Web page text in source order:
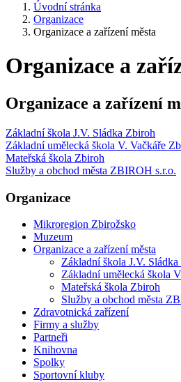
Úvodní stránka
Organizace
Organizace a zařízení města
Organizace a
Organizace a zařízení
Základní škola J.V. Sládka Zbiroh
Základní umělecká škola V. Vačkáře
Mateřská škola Zbiroh
Služby a obchod města ZBIROH s.r.o.
Organizace
Mikroregion Zbirožsko
Muzeum
Organizace a zařízení města
Základní škola J.V.
Základní umělecká škola
Mateřská škola Zbiroh
Služby a obchod města
Zdravotnická zařízení
Firmy a služby
Partneři
Knihovna
Spolky
Sportovní kluby